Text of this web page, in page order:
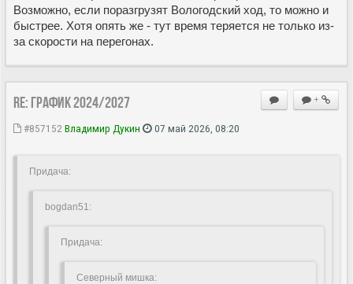
Возможно, если поразгрузят Вологодский ход, то можно и
быстрее. Хотя опять же - тут время теряется не только из-
за скорости на перегонах.
+
Re: ГРАФИК 2024/2027
#857152 Владимир Дукин 07 май 2026, 08:20
Придача:
bogdan51:
Придача:
Северный мишка: